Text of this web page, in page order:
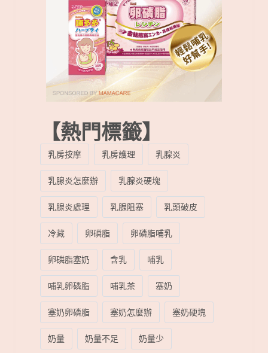
【熱門標籤】
乳房按摩 乳房護理
乳腺炎
乳腺炎怎麼辦
乳腺炎硬塊
乳腺炎處理
乳腺阻塞
乳頭破皮
冷藏
卵磷脂
卵磷脂哺乳
卵磷脂塞奶
含乳
哺乳
哺乳卵磷脂
哺乳茶
塞奶
塞奶卵磷脂
塞奶怎麼辦
塞奶硬塊
奶量
奶量不足
奶量少